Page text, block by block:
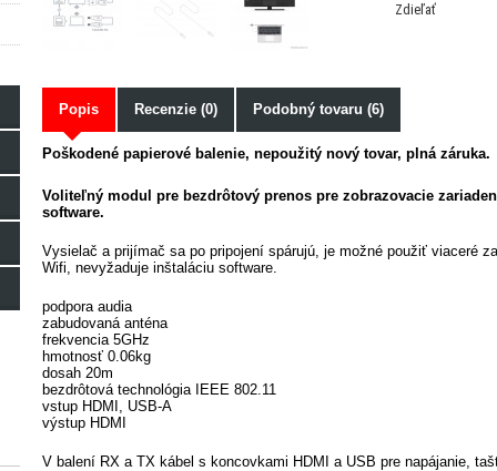
Zdieľať
Popis Recenzie (0) Podobný tovaru (6)
Poškodené papierové balenie, nepoužitý nový tovar, plná záruka.
Voliteľný modul pre bezdrôtový prenos pre zobrazovacie
software.
Vysielač a prijímač sa po pripojení spárujú, je možné použiť viaceré
Wifi, nevyžaduje inštaláciu software.
podpora audia
zabudovaná anténa
frekvencia 5GHz
hmotnosť 0.06kg
dosah 20m
bezdrôtová technológia IEEE 802.11
vstup HDMI, USB-A
výstup HDMI
V balení RX a TX kábel s koncovkami HDMI a USB pre napájanie,